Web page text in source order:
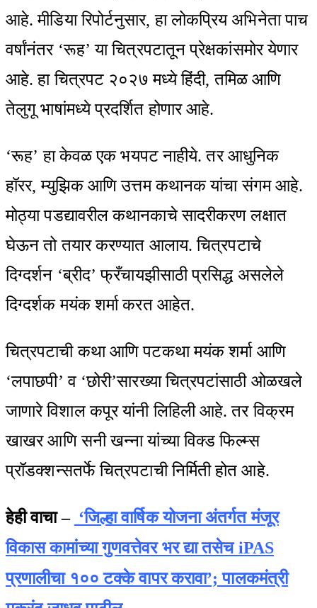
आहे. मीडिया रिपोर्टनुसार, हा लोकप्रिय अभिनेता पाच
वर्षांनंतर ‘रूह’ या चित्रपटातून प्रेक्षकांसमोर येणार
आहे. हा चित्रपट २०२७ मध्ये हिंदी, तमिळ आणि
तेलुगू भाषांमध्ये प्रदर्शित होणार आहे.
‘रूह’ हा केवळ एक भयपट नाहीये. तर आधुनिक
हॉरर, म्युझिक आणि उत्तम कथानक यांचा संगम आहे.
मोठ्या पडद्यावरील कथानकाचे सादरीकरण लक्षात
घेऊन तो तयार करण्यात आलाय. चित्रपटाचे
दिग्दर्शन ‘ब्रीद’ फ्रँचायझीसाठी प्रसिद्ध असलेले
दिग्दर्शक मयंक शर्मा करत आहेत.
चित्रपटाची कथा आणि पटकथा मयंक शर्मा आणि
‘लपाछपी’ व ‘छोरी’सारख्या चित्रपटांसाठी ओळखले
जाणारे विशाल कपूर यांनी लिहिली आहे. तर विक्रम
खाखर आणि सनी खन्ना यांच्या विक्ड फिल्म्स
प्रॉडक्शन्सतर्फे चित्रपटाची निर्मिती होत आहे.
हेही वाचा – ‘जिल्हा वार्षिक योजना अंतर्गत मंजूर
विकास कामांच्या गुणवत्तेवर भर द्या तसेच iPAS
प्रणालीचा १०० टक्के वापर करावा’; पालकमंत्री